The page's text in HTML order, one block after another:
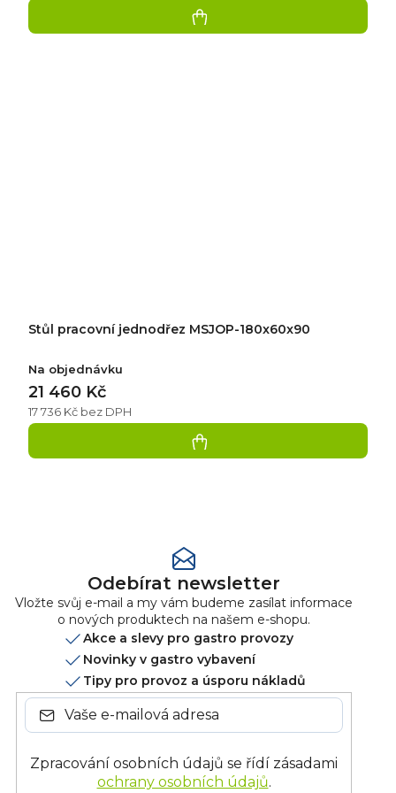
Stůl pracovní jednodřez MSJOP-180x60x90
Na objednávku
17 736 Kč bez DPH
21 460 Kč
Odebírat newsletter
Vložte svůj e-mail a my vám budeme zasílat informace
o nových produktech na našem e-shopu.
Akce a slevy pro gastro provozy
Novinky v gastro vybavení
Tipy pro provoz a úsporu nákladů
Zpracování osobních údajů se řídí zásadami
ochrany osobních údajů.